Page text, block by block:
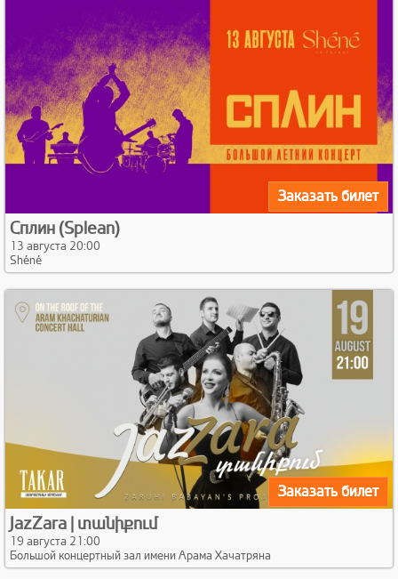
Заказать билет
Сплин (Splean)
13 августа 20:00
Shéné
Заказать билет
JazZara | տանիքում
19 августа 21:00
Большой концертный зал имени Арама Хачатряна